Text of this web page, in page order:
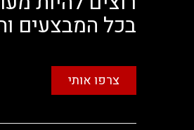
בכל המבצעים
צרפו אותי